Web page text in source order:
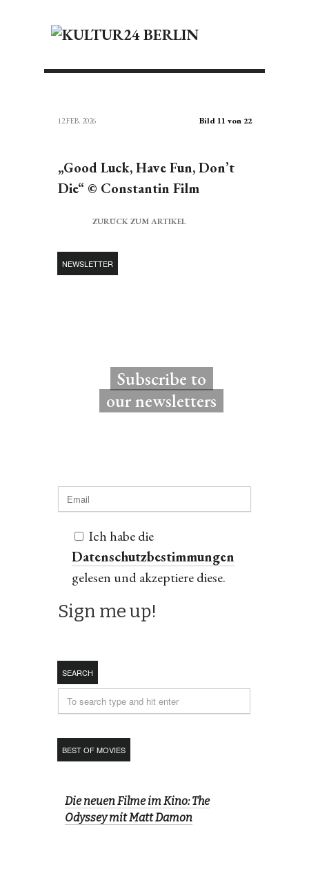
12 FEB. 2026 Bild 11 von 22
„Good Luck, Have Fun, Don’t
Die“ © Constantin Film
ZURÜCK ZUM ARTIKEL
NEWSLETTER
Subscribe to
our newsletters
Ich habe die
Datenschutzbestimmungen
gelesen und akzeptiere diese.
SEARCH
BEST OF MOVIES
Die neuen Filme im Kino: The
Odyssey mit Matt Damon